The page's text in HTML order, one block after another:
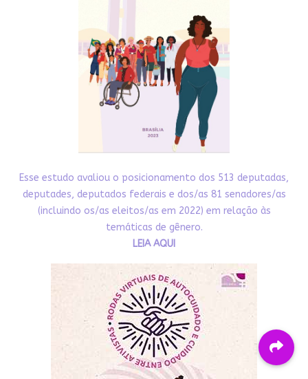
Esse estudo avaliou o posicionamento dos 513 deputadas,
deputades, deputados federais e dos/as 81 senadores/as
(incluindo os/as eleitos/as em 2022) em relação às
temáticas de gênero.
LEIA AQUI